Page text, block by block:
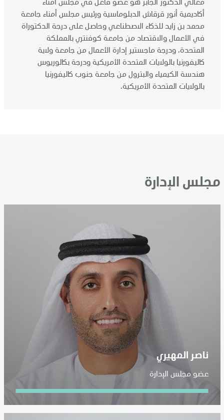
معالي الدكتور الجابر هو عضو فاعل في مجلس أمناء
أكاديمية أنور قرقاش الدبلوماسية ورئيس مجلس أمناء جامعة
محمد بن زايد للذكاء الاصطناعي وحاصل على درجة الدكتوراة
في الأعمال والاقتصاد من جامعة كوفنتري بالمملكة
المتحدة، ودرجة ماجستير إدارة الأعمال من جامعة ولاية
كاليفورنيا بالولايات المتحدة الأمريكية ودرجة بكالوريوس
هندسة الكيمياء والبترول من جامعة جنوب كاليفورنيا
بالولايات المتحدة الأمريكية.
مجلس الإدارة
ناصر المهيري
عضو مجلس الإدارة